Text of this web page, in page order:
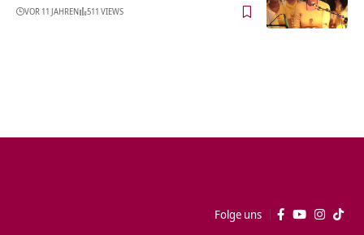
VOR 11 JAHREN 511 VIEWS
Folge uns